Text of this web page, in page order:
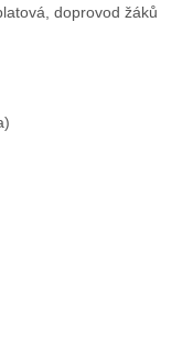
doprovod žáků